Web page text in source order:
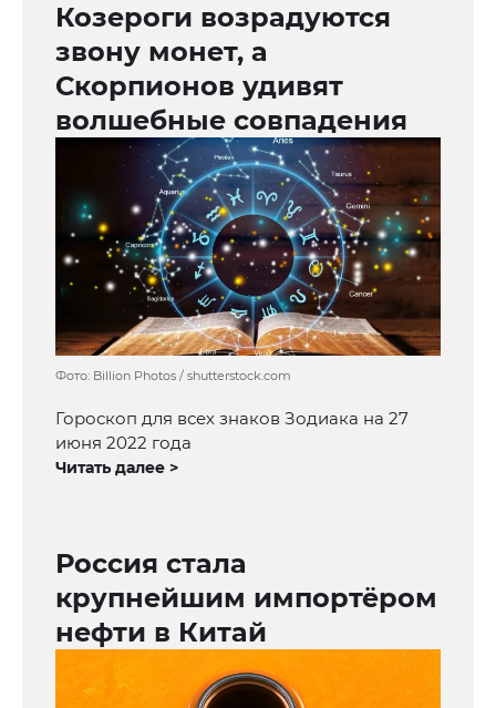
Козероги возрадуются
звону монет, а
Скорпионов удивят
волшебные совпадения
Фото: Billion Photos / shutterstock.com
Гороскоп для всех знаков Зодиака на 27
июня 2022 года
Читать далее >
Россия стала
крупнейшим импортёром
нефти в Китай